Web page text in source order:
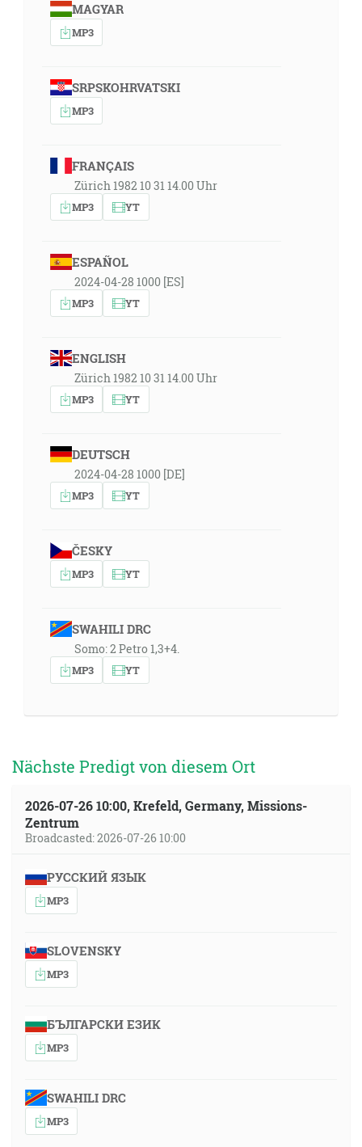
MAGYAR
MP3
SRPSKOHRVATSKI
MP3
FRANÇAIS
Zürich 1982 10 31 14.00 Uhr
MP3 YT
ESPAÑOL
2024-04-28 1000 [ES]
MP3 YT
ENGLISH
Zürich 1982 10 31 14.00 Uhr
MP3 YT
DEUTSCH
2024-04-28 1000 [DE]
MP3 YT
ČESKY
MP3 YT
SWAHILI DRC
Somo: 2 Petro 1,3+4.
MP3 YT
Nächste Predigt von diesem Ort
2026-07-26 10:00, Krefeld, Germany, Missions-
Zentrum
Broadcasted: 2026-07-26 10:00
РУССКИЙ ЯЗЫК
MP3
SLOVENSKY
MP3
БЪЛГАРСКИ ЕЗИК
MP3
SWAHILI DRC
MP3